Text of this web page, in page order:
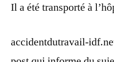
Il a été transporté à
accidentdutravail-